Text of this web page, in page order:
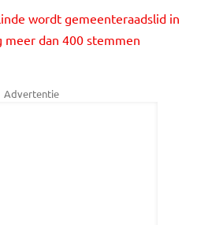
wordt gemeenteraadslid in
dan 400 stemmen
Advertentie